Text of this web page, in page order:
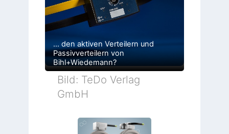
… den aktiven Verteilern und
Passivverteilern von
Bihl+Wiedemann?
Bild: TeDo Verlag
GmbH